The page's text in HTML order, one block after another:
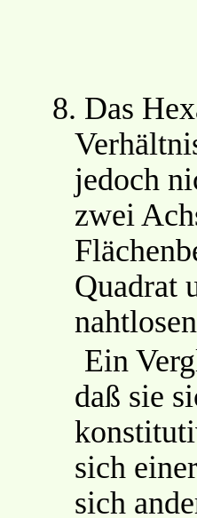
8. Das
jedoch
zwei
Quadrat
Ein
daß sie
sich
sich